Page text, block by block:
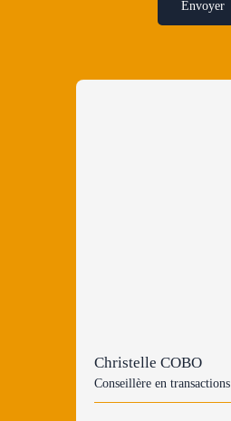
Envoyer
Christelle COBO
Conseillère en transactions